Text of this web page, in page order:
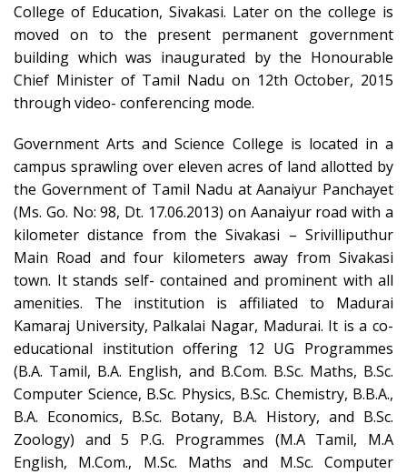
College of Education, Sivakasi. Later on the college is
moved on to the present permanent government
building which was inaugurated by the Honourable
Chief Minister of Tamil Nadu on 12th October, 2015
through video- conferencing mode.
Government Arts and Science College is located in a
campus sprawling over eleven acres of land allotted by
the Government of Tamil Nadu at Aanaiyur Panchayet
(Ms. Go. No: 98, Dt. 17.06.2013) on Aanaiyur road with a
kilometer distance from the Sivakasi – Srivilliputhur
Main Road and four kilometers away from Sivakasi
town. It stands self- contained and prominent with all
amenities. The institution is affiliated to Madurai
Kamaraj University, Palkalai Nagar, Madurai. It is a co-
educational institution offering 12 UG Programmes
(B.A. Tamil, B.A. English, and B.Com. B.Sc. Maths, B.Sc.
Computer Science, B.Sc. Physics, B.Sc. Chemistry, B.B.A.,
B.A. Economics, B.Sc. Botany, B.A. History, and B.Sc.
Zoology) and 5 P.G. Programmes (M.A Tamil, M.A
English, M.Com., M.Sc. Maths and M.Sc. Computer